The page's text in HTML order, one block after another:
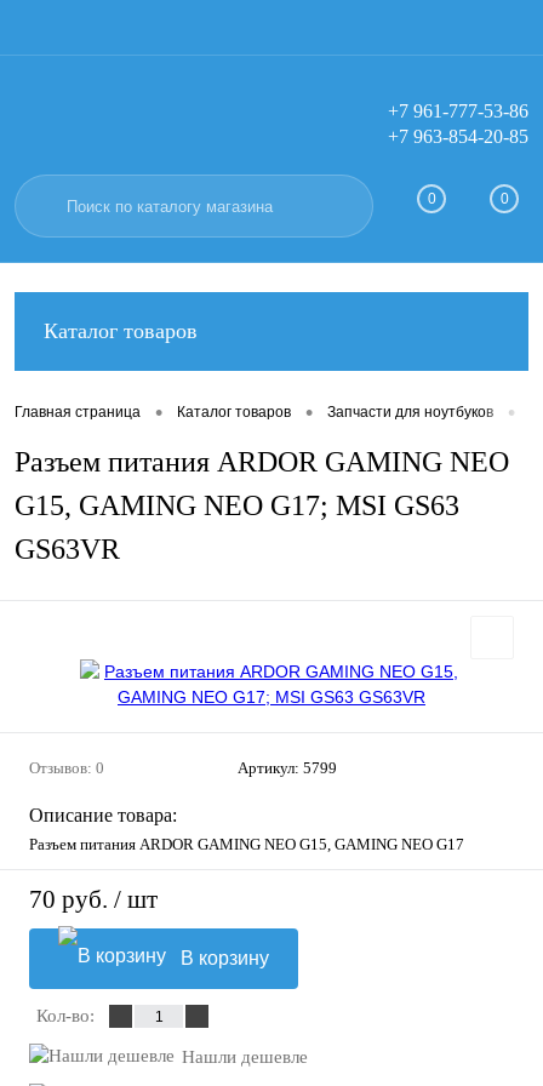
Вход Регистрация
+7 961-777-53-86
+7 963-854-20-85
0 0
Каталог товаров
Главная страница • Каталог товаров • Запчасти для ноутбуков •
Разъем питания ARDOR GAMING NEO
G15, GAMING NEO G17; MSI GS63
GS63VR
Отзывов: 0 Артикул: 5799
Описание товара:
Разъем питания ARDOR GAMING NEO G15, GAMING NEO G17
70 руб. / шт
В корзину
Кол-во:
Нашли дешевле